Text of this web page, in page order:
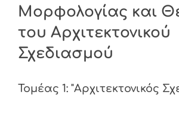
Μορφολογίας και
του Αρχιτεκτονικού
Σχεδιασμού
Τομέας 1: "Αρχιτεκτονικός